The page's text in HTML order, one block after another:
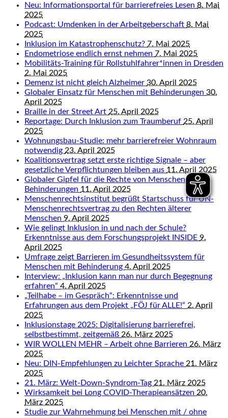
Neu: Informationsportal für barrierefreies Lesen 8. Mai
2025
Podcast: Umdenken in der Arbeitgeberschaft 8. Mai
2025
Inklusion im Katastrophenschutz? 7. Mai 2025
Endometriose endlich ernst nehmen 7. Mai 2025
Mobilitäts-Training für Rollstuhlfahrer*innen in Dresden
2. Mai 2025
Demenz ist nicht gleich Alzheimer 30. April 2025
Globaler Einsatz für Menschen mit Behinderungen 30.
April 2025
Braille in der Street Art 25. April 2025
Reportage: Durch Inklusion zum Traumberuf 25. April
2025
Wohnungsbau-Studie: mehr barrierefreier Wohnraum
notwendig 23. April 2025
Koalitionsvertrag setzt erste richtige Signale – aber
gesetzliche Verpflichtungen bleiben aus 11. April 2025
Globaler Gipfel für die Rechte von Menschen mit
Behinderungen 11. April 2025
Menschenrechtsinstitut begrüßt Startschuss für UN-
Menschenrechtsvertrag zu den Rechten älterer
Menschen 9. April 2025
Wie gelingt Inklusion in und nach der Schule?
Erkenntnisse aus dem Forschungsprojekt INSIDE 9.
April 2025
Umfrage zeigt Barrieren im Gesundheitssystem für
Menschen mit Behinderung 4. April 2025
Interview: „Inklusion kann man nur durch Begegnung
erfahren“ 4. April 2025
„Teilhabe – im Gespräch“: Erkenntnisse und
Erfahrungen aus dem Projekt „FÖJ für ALLE!“ 2. April
2025
Inklusionstage 2025: Digitalisierung barrierefrei,
selbstbestimmt, zeitgemäß 26. März 2025
WIR WOLLEN MEHR – Arbeit ohne Barrieren 26. März
2025
Neu: DIN-Empfehlungen zu Leichter Sprache 21. März
2025
21. März: Welt-Down-Syndrom-Tag 21. März 2025
Wirksamkeit bei Long COVID-Therapieansätzen 20.
März 2025
Studie zur Wahrnehmung bei Menschen mit / ohne